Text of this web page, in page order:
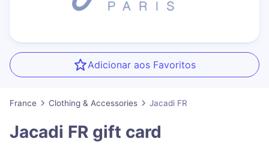
Adicionar aos Favoritos
France Clothing & Accessories Jacadi FR
Jacadi FR gift card